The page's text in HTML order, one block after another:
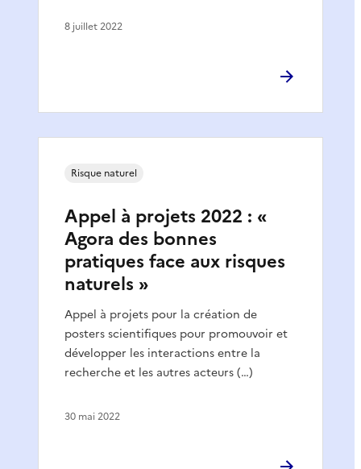
8 juillet 2022
Appel à projets 2022 : «
Agora des bonnes
pratiques face aux risques
naturels »
Appel à projets pour la création de
posters scientifiques pour promouvoir et
développer les interactions entre la
recherche et les autres acteurs (…)
Risque naturel
30 mai 2022